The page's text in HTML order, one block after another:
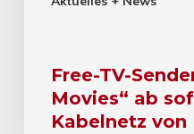
Free-TV-
Movies“ ab
Kabelnetz von